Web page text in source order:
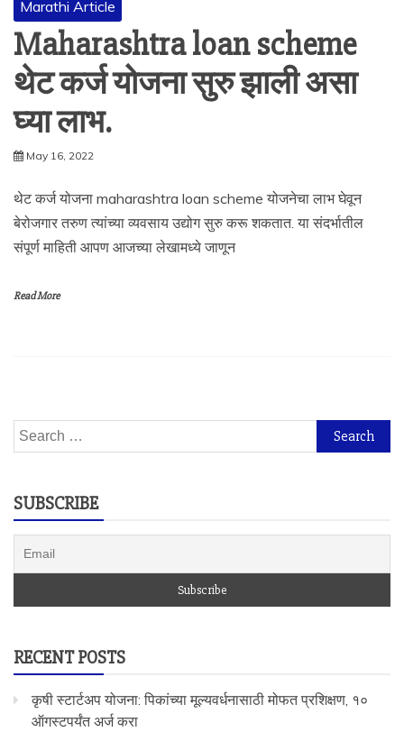
Marathi Article
Maharashtra loan scheme
थेट कर्ज योजना सुरु झाली असा
घ्या लाभ.
May 16, 2022
थेट कर्ज योजना maharashtra loan scheme योजनेचा लाभ घेवून
बेरोजगार तरुण त्यांच्या व्यवसाय उद्योग सुरु करू शकतात. या संदर्भातील
संपूर्ण माहिती आपण आजच्या लेखामध्ये जाणून
Read More
Search
for:
SUBSCRIBE
RECENT POSTS
कृषी स्टार्टअप योजना: पिकांच्या मूल्यवर्धनासाठी मोफत प्रशिक्षण, १०
ऑगस्टपर्यंत अर्ज करा